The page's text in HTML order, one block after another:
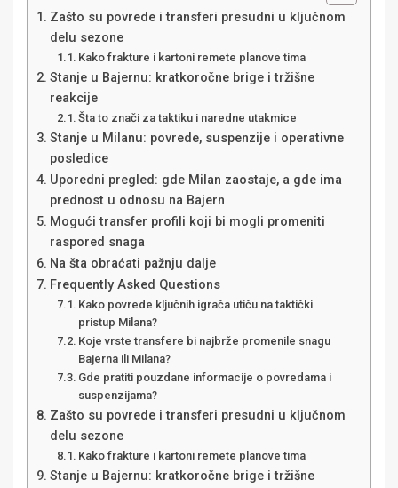
Zašto su povrede i transferi presudni u ključnom
delu sezone
Kako frakture i kartoni remete planove tima
Stanje u Bajernu: kratkoročne brige i tržišne
reakcije
Šta to znači za taktiku i naredne utakmice
Stanje u Milanu: povrede, suspenzije i operativne
posledice
Uporedni pregled: gde Milan zaostaje, a gde ima
prednost u odnosu na Bajern
Mogući transfer profili koji bi mogli promeniti
raspored snaga
Na šta obraćati pažnju dalje
Frequently Asked Questions
Kako povrede ključnih igrača utiču na taktički
pristup Milana?
Koje vrste transfere bi najbrže promenile snagu
Bajerna ili Milana?
Gde pratiti pouzdane informacije o povredama i
suspenzijama?
Zašto su povrede i transferi presudni u ključnom
delu sezone
Kako frakture i kartoni remete planove tima
Stanje u Bajernu: kratkoročne brige i tržišne